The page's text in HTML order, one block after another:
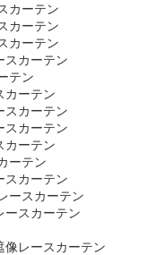
カーテン
カーテン
カーテン
スカーテン
テン
カーテン
スカーテン
スカーテン
カーテン
ーテン
スカーテン
ースカーテン
ースカーテン
像レースカーテン